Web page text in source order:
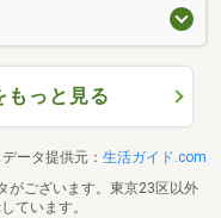
もっと見る
ータ提供元： 生活ガイド.com
がございます。東京23区以外
ています。